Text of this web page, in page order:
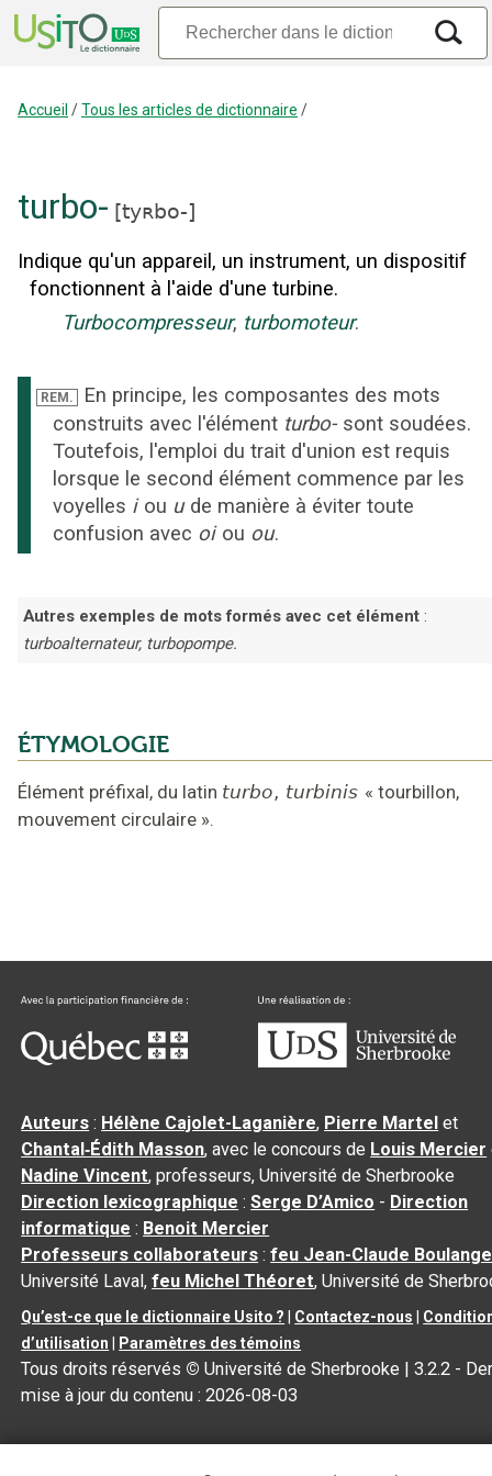
Accueil /Tous les articles de dictionnaire /
turbo- [tyʀbo-]
Indique qu'un appareil, un instrument, un dispositif
fonctionnent à l'aide d'une turbine.
Turbocompresseur, turbomoteur.
REM.
En principe, les composantes des mots
construits avec l'élément turbo- sont soudées.
Toutefois, l'emploi du trait d'union est requis
lorsque le second élément commence par les
voyelles i ou u de manière à éviter toute
confusion avec oi ou ou.
Autres exemples de mots formés avec cet élément :
turboalternateur, turbopompe.
ÉTYMOLOGIE
Élément préfixal, du latin turbo, turbinis « tourbillon,
mouvement circulaire ».
Auteurs : Hélène Cajolet-Laganière, Pierre Martel et
Chantal‑Édith Masson, avec le concours de Louis Mercier
Nadine Vincent, professeurs, Université de Sherbrooke
Direction lexicographique :Serge D’Amico - Direction
informatique : Benoit Mercier
Professeurs collaborateurs :feu Jean-Claude
Université Laval,feu Michel Théoret, Université de
Qu’est-ce que le dictionnaire Usito ? Contactez-nous
d’utilisation
Paramètres des témoins
Tous droits réservés © Université de Sherbrooke |3.2.2 -
mise à jour du contenu :2026-08-03